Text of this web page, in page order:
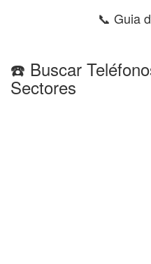
📞 Guia
☎️ Buscar
Sectores